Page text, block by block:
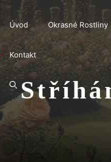
Úvod Okrasné Rostliny
Kontakt